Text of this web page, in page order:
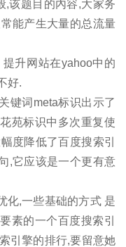
,该题目的內容,大家务
能产生大量的总流量
升网站在yahoo中的
好.
键词meta标识出示了
苑标识中多次重复使
度降低了百度搜索引
,它应该是一个更有意
化,一些基础的方式 是
素的一个百度搜索引
引擎的排行,要留意她